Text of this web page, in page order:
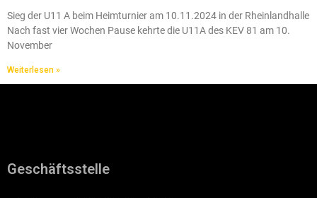
Sieg der U11 A beim Heimturnier am 10.11.2024 in der Rheinlandhalle
Nach fast vier Wochen Pause kehrte die U11A des KEV 81 am 10.
November
Weiterlesen »
Geschäftsstelle